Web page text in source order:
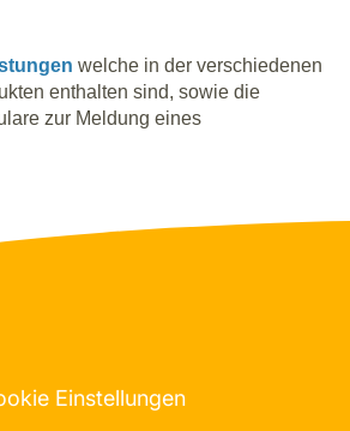
welche in der verschiedenen
enthalten sind, sowie die
zur Meldung eines
Einstellungen